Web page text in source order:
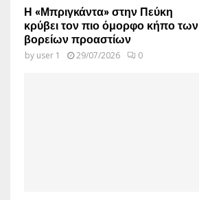
Η «Μπριγκάντα» στην Πεύκη
κρύβει τον πιο όμορφο κήπο των
βορείων προαστίων
by user 1 29/07/2026 0